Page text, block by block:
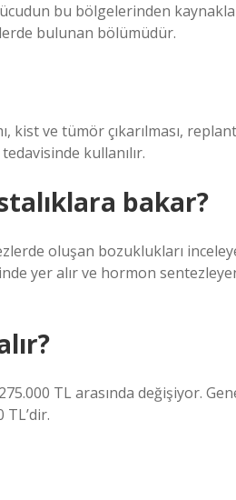
bu bölgelerinden
bulunan bölümüdür.
kist ve tümör çıkarılması,
kullanılır.
bakar?
oluşan bozuklukları
yer alır ve hormon
TL arasında değişiyor.